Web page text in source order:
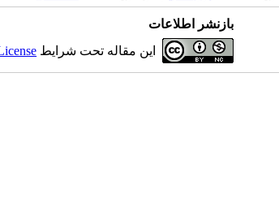
بازنشر اطلاعات
این مقاله تحت شرایط